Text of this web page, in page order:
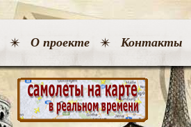
О проекте Контакты